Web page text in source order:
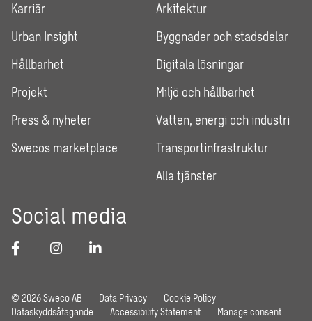
Karriär
Urban Insight
Hållbarhet
Projekt
Press & nyheter
Swecos marketplace
Arkitektur
Byggnader och stadsdelar
Digitala lösningar
Miljö och hållbarhet
Vatten, energi och industri
Transportinfrastruktur
Alla tjänster
Social media
© 2026 Sweco AB Data Privacy
Cookie Policy
Dataskyddsåtagande
Accessibility Statement Manage consent